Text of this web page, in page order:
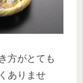
方がとても
ありませ